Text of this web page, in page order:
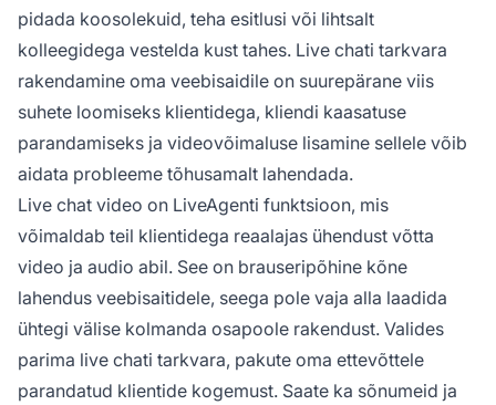
pidada koosolekuid, teha esitlusi või lihtsalt
kolleegidega vestelda kust tahes. Live chati tarkvara
rakendamine oma veebisaidile on suurepärane viis
suhete loomiseks klientidega, kliendi kaasatuse
parandamiseks ja videovõimaluse lisamine sellele võib
aidata probleeme tõhusamalt lahendada.
Live chat video on LiveAgenti funktsioon, mis
võimaldab teil klientidega reaalajas ühendust võtta
video ja audio abil. See on brauseripõhine kõne
lahendus veebisaitidele, seega pole vaja alla laadida
ühtegi välise kolmanda osapoole rakendust. Valides
parima live chati tarkvara, pakute oma ettevõttele
parandatud klientide kogemust. Saate ka sõnumeid ja